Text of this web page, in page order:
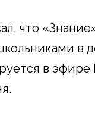
что
в
в эфире